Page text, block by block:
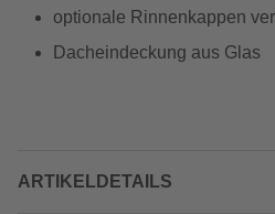
optionale Rinnenkappen
Dacheindeckung aus Glas
ARTIKELDETAILS